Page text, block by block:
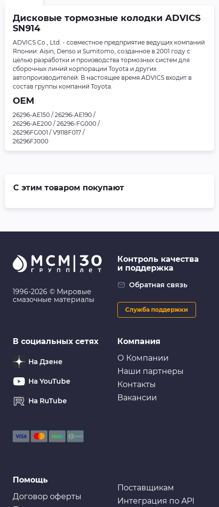
Дисковые тормозные колодки ADVICS
SN914
ADVICS Сo., Ltd. - совместное предприятие ведущих компаний
Японии: Aisin, Denso и Sumitomo, созданное в 2001 году с
целью разработки и производства тормозных систем для
сборочных линий корпорации Toyota и других
автопроизводителей. В настоящее время ADVICS входит в
состав группы компаний Toyota.
OEM
26296-AE150 / 26296-AE190 /
26296-AE200 / 26296-FG000 /
26296FG001 / V9118F017 /
26296FJ000
С этим товаром покупают
1996-2026 © Мировые
смазочные материалы
Компания
О Компании
Наши партнеры
Контакты
Вакансии
Помощь
Договор оферты
Поставщикам
Интеграция по API
Контроль качества
и поддержка
Обратная связь
Служба поддержки
В социальных сетях
На Дзене
На YouTube
На RuTube